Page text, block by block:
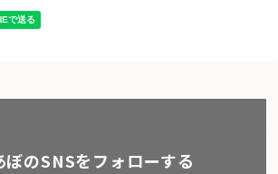
ぼのSNSをフォローする